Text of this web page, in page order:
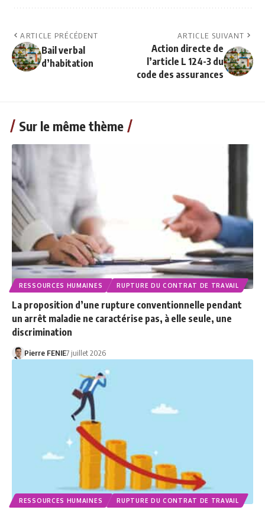
ARTICLE PRÉCÉDENT
Bail verbal
d’habitation
ARTICLE SUIVANT
Action directe de
l’article L 124-3 du
code des assurances
Sur le même thème
RESSOURCES HUMAINES RUPTURE DU CONTRAT DE TRAVAIL
La proposition d’une rupture conventionnelle pendant
un arrêt maladie ne caractérise pas, à elle seule, une
discrimination
Pierre FENIE7 juillet 2026
RESSOURCES HUMAINES RUPTURE DU CONTRAT DE TRAVAIL